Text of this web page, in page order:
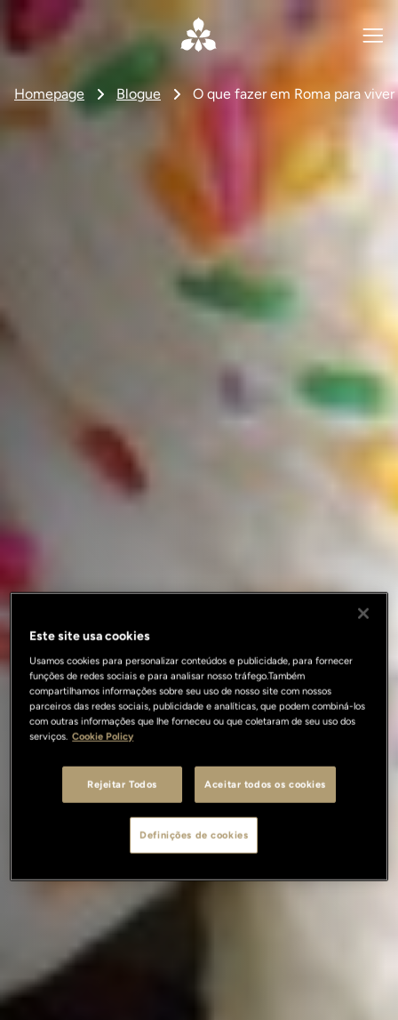
Homepage Blogue O que fazer em Roma para
Este site usa cookies
Usamos cookies para personalizar conteúdos e publicidade, para fornecer
funções de redes sociais e para analisar nosso tráfego.Também
compartilhamos informações sobre seu uso de nosso site com nossos
parceiros das redes sociais, publicidade e analíticas, que podem combiná-los
com outras informações que lhe forneceu ou que coletaram de seu uso dos
serviços. Cookie Policy
Rejeitar Todos Aceitar todos os cookies
Definições de cookies